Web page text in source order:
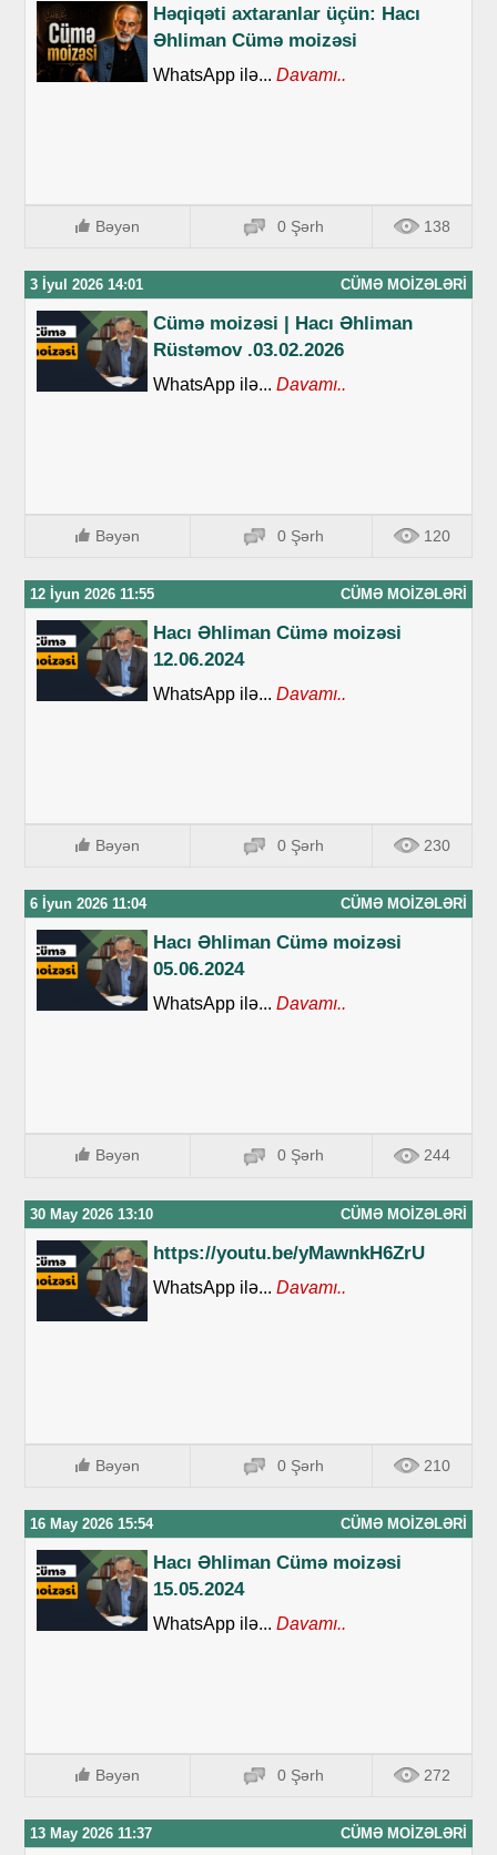
Həqiqəti axtaranlar üçün: Hacı
Əhliman Cümə moizəsi
WhatsApp ilə... Davamı..
Bəyən 0 Şərh 138
3 İyul 2026 14:01 CÜMƏ MOIZƏLƏRI
Cümə moizəsi | Hacı Əhliman
Rüstəmov .03.02.2026
WhatsApp ilə... Davamı..
Bəyən 0 Şərh 120
12 İyun 2026 11:55 CÜMƏ MOIZƏLƏRI
Hacı Əhliman Cümə moizəsi
12.06.2024
WhatsApp ilə... Davamı..
Bəyən 0 Şərh 230
6 İyun 2026 11:04 CÜMƏ MOIZƏLƏRI
Hacı Əhliman Cümə moizəsi
05.06.2024
WhatsApp ilə... Davamı..
Bəyən 0 Şərh 244
30 May 2026 13:10 CÜMƏ MOIZƏLƏRI
https://youtu.be/yMawnkH6ZrU
WhatsApp ilə... Davamı..
Bəyən 0 Şərh 210
16 May 2026 15:54 CÜMƏ MOIZƏLƏRI
Hacı Əhliman Cümə moizəsi
15.05.2024
WhatsApp ilə... Davamı..
Bəyən 0 Şərh 272
13 May 2026 11:37 CÜMƏ MOIZƏLƏRI